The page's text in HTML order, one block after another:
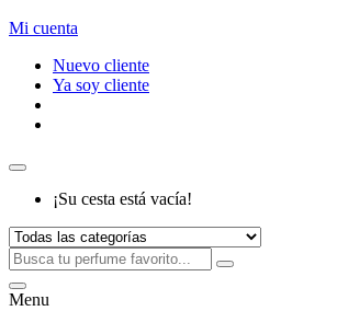
Mi cuenta
Nuevo cliente
Ya soy cliente
¡Su cesta está vacía!
Menu